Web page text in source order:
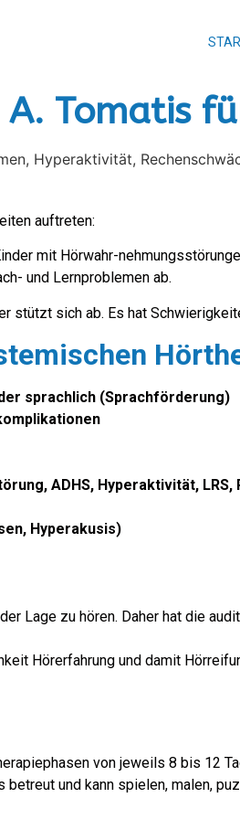
Tomatis
auftreten:
mit Hörwahr-
und Lernproblemen ab.
stützt sich ab. Es hat
sprachlich (Sprachförderung)
ADHS, Hyperaktivität, LRS,
Hyperakusis)
Lage zu hören. Daher hat die
Hörerfahrung und damit
von jeweils 8 bis 12
betreut und kann spielen, malen,